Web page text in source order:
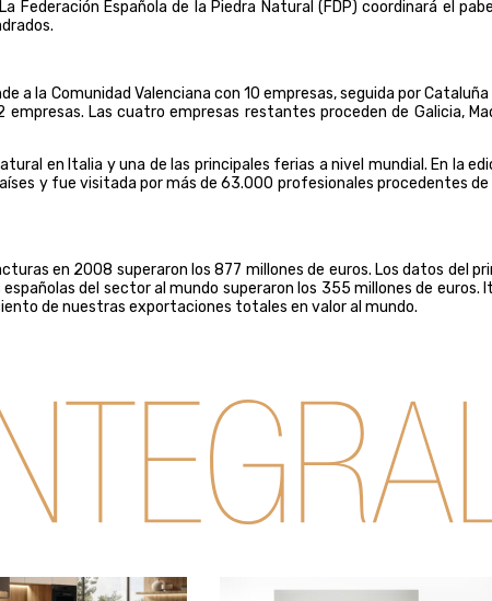
La Federación Española de la Piedra Natural (FDP) coordinará el
.
a la Comunidad Valenciana con 10 empresas, seguida por
Las cuatro empresas restantes proceden de Galicia,
en Italia y una de las principales ferias a nivel mundial. En la
y fue visitada por más de 63.000 profesionales procedentes de
en 2008 superaron los 877 millones de euros. Los datos del
del sector al mundo superaron los 355 millones de euros.
de nuestras exportaciones totales en valor al mundo.